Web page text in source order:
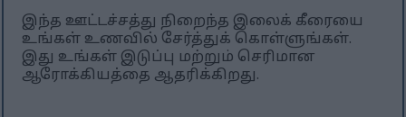
இந்த ஊட்டச்சத்து நிறைந்த இலைக் கீரையை
உங்கள் உணவில் சேர்த்துக் கொள்ளுங்கள்.
இது உங்கள் இடுப்பு மற்றும் செரிமான
ஆரோக்கியத்தை ஆதரிக்கிறது.